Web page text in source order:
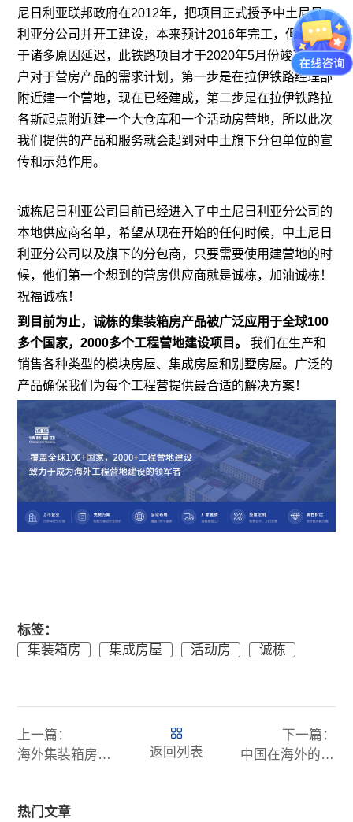
尼日利亚联邦政府在2012年，把项目正式授予中土尼日
利亚分公司并开工建设，本来预计2016年完工，但是由
于诸多原因延迟，此铁路项目才于2020年5月份竣工。客
户对于营房产品的需求计划，第一步是在拉伊铁路经理部
附近建一个营地，现在已经建成，第二步是在拉伊铁路拉
各斯起点附近建一个大仓库和一个活动房营地，所以此次
我们提供的产品和服务就会起到对中土旗下分包单位的宣
传和示范作用。
诚栋尼日利亚公司目前已经进入了中土尼日利亚分公司的
本地供应商名单，希望从现在开始的任何时候，中土尼日
利亚分公司以及旗下的分包商，只要需要使用建营地的时
候，他们第一个想到的营房供应商就是诚栋，加油诚栋！
祝福诚栋！
到目前为止，诚栋的集装箱房产品被广泛应用于全球100
多个国家，2000多个工程营地建设项目。我们在生产和
销售各种类型的模块房屋、集成房屋和别墅房屋。广泛的
产品确保我们为每个工程营提供最合适的解决方案！
标签：
集装箱房
集成房屋 活动房 诚栋
上一篇：
海外集装箱房工程在“一带一路”可持续发展中的作用
返回列表
下一篇：
中国在海外的建设工程项目营地，比较大型且著名的有哪些？
热门文章